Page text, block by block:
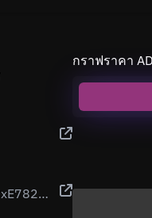
https://bscscan.com/token/0xE782CCb8F8749a0f23AB690aa601455e8Eb8E550
กราฟราคา